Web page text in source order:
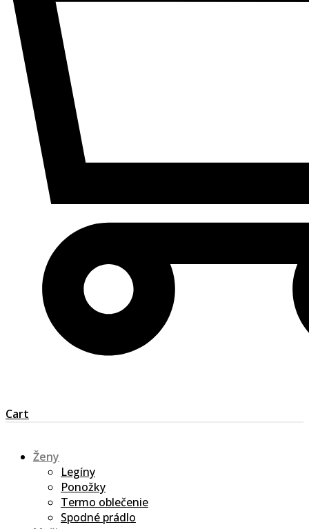
Cart
Ženy
Legíny
Ponožky
Termo oblečenie
Spodné prádlo